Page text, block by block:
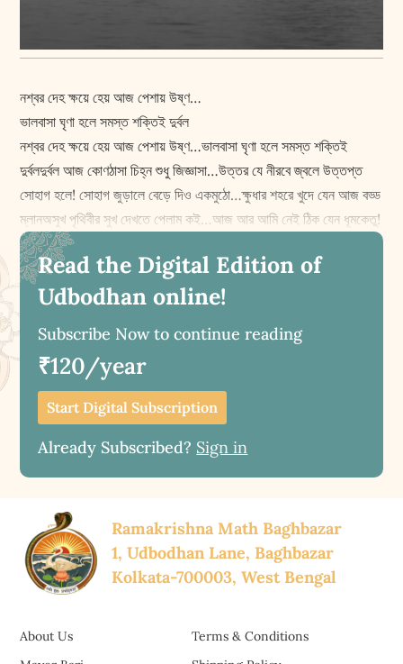
নশ্বর দেহ ক্ষয়ে হেয় আজ পেশায় উষ্ণ…
ভালবাসা ঘৃণা হলে সমস্ত শক্তিই দুর্বল
নশ্বর দেহ ক্ষয়ে হেয় আজ পেশায় উষ্ণ…ভালবাসা ঘৃণা হলে সমস্ত শক্তিই
দুর্বলদুর্বল আজ কোণঠাসা চিহ্ন শুধু জিজ্ঞাসা…উত্তর যে নীরবে জ্বলে উত্তপ্ত
সোহাগ হলে! সোহাগ জুড়ালে বেড়ে দিও একমুঠো…ক্ষুধার শহরে খুদে যেন আজ বড্ড
ম্লানঅসুখ পৃথিবীর সুখ দেখতে পেলাম কই…আজ আর আমি নেই ঠিক যেন ধূমকেতু!
Read the Digital Edition of
Udbodhan online!
Subscribe Now to continue reading
₹120/year
Start Digital Subscription
Already Subscribed? Sign in
Ramakrishna Math Baghbazar
1, Udbodhan Lane, Baghbazar
Kolkata-700003, West Bengal
About Us
Terms & Conditions